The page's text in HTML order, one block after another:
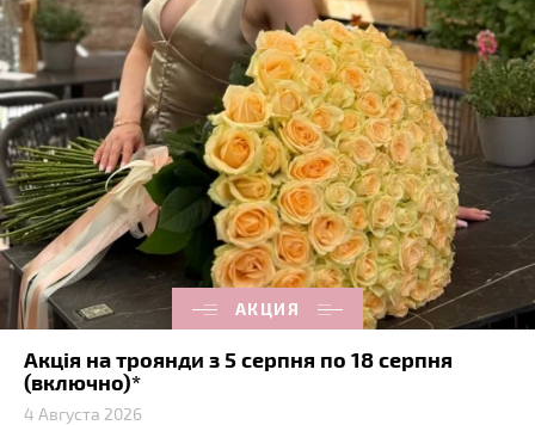
АКЦИЯ
Акція на троянди з 5 серпня по 18 серпня
(включно)*
4 Августа 2026